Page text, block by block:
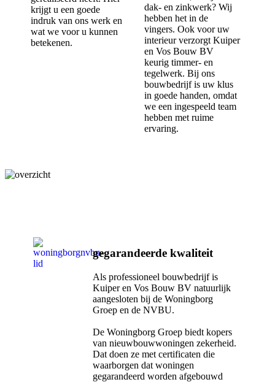
krijgt u een goede
indruk van ons werk en
wat we voor u kunnen
betekenen.
dak- en zinkwerk? Wij
hebben het in de
vingers. Ook voor uw
interieur verzorgt Kuiper
en Vos Bouw BV
keurig timmer- en
tegelwerk. Bij ons
bouwbedrijf is uw klus
in goede handen, omdat
we een ingespeeld team
hebben met ruime
ervaring.
gegarandeerde kwaliteit
Als professioneel bouwbedrijf is
Kuiper en Vos Bouw BV natuurlijk
aangesloten bij de Woningborg
Groep en de NVBU.
De Woningborg Groep biedt kopers
van nieuwbouwwoningen zekerheid.
Dat doen ze met certificaten die
waarborgen dat woningen
gegarandeerd worden afgebouwd